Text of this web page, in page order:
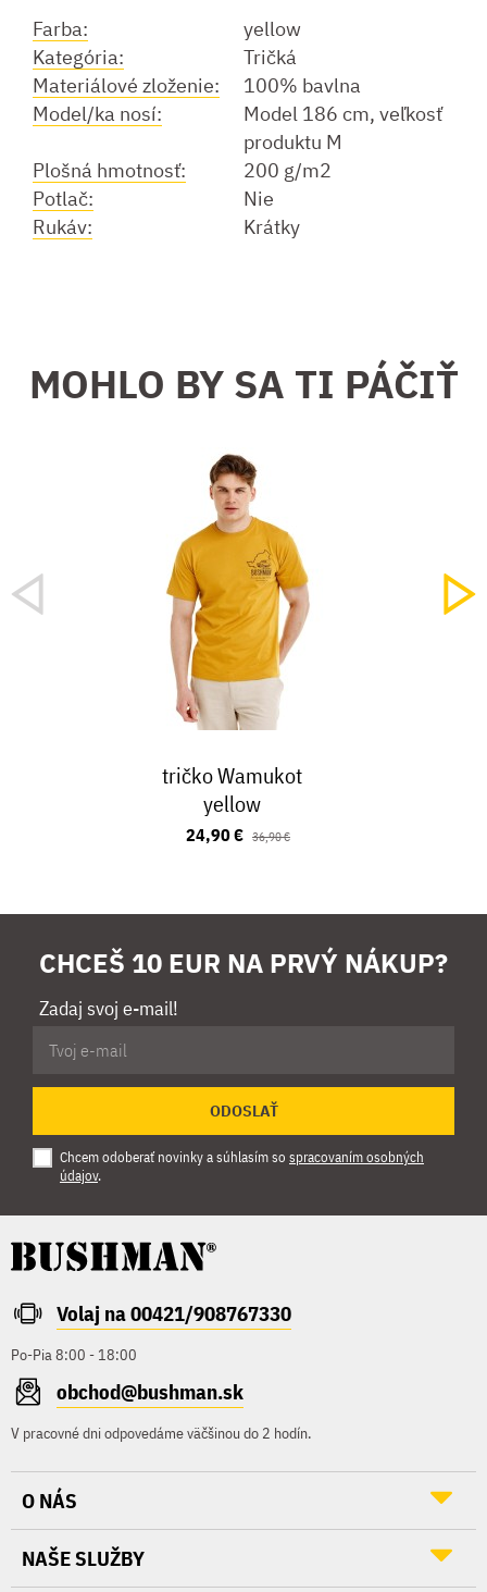
Farba:
yellow
Kategória:
Tričká
Materiálové zloženie:
100% bavlna
Model/ka nosí:
Model 186 cm, veľkosť
produktu M
Plošná hmotnosť:
200 g/m2
Potlač:
Nie
Rukáv:
Krátky
MOHLO BY SA TI PÁČIŤ
tričko Wamukot
yellow
24,90 € 36,90 €
CHCEŠ 10 EUR NA PRVÝ NÁKUP?
Zadaj svoj e-mail!
ODOSLAŤ
Chcem odoberať novinky a súhlasím so spracovaním osobných
údajov.
Volaj na 00421/908767330
Po-Pia 8:00 - 18:00
obchod@bushman.sk
V pracovné dni odpovedáme väčšinou do 2 hodín.
O NÁS
NAŠE SLUŽBY